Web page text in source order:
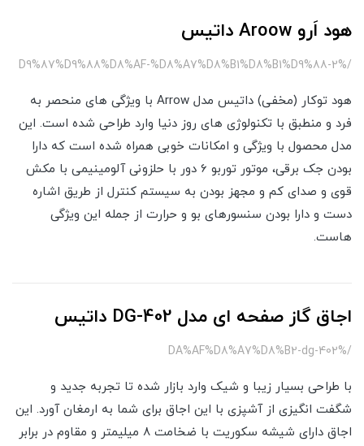
هود اَرو Aroow داتیس
/%D9%87%D9%88%D8%AF-%D8%A7%D8%B1%D8%B1%D9%88-2
هود توکار (مخفی) داتیس مدل Arrow با ویژگی های منحصر به
فرد و منطبق با تکنولوژی های روز دنیا وارد طراحی شده است. این
مدل محصول با ویژگی و امکانات خوبی همراه شده است که دارا
بودن جک برقی، موتور توربو 6 دور با حلزونی آلومینیمی با مکش
قوی و صدای کم و مجهز بودن به سیستم کنترل از طریق اشاره
دست و دارا بودن سنسورهای بو و حرارت از جمله این ویژگی
هاست.
اجاق گاز صفحه ای مدل DG-402 داتیس
/%DA%AF%D8%A7%D8%B2-dg-402
با طراحی بسیار زیبا و شیک وارد بازار شده تا تجربه جدید و
شگفت انگیزی از آشپزی با این اجاق برای شما به ارمغان آورد. این
اجاق دارای شیشه سکوریت با ضخامت ۸ میلیمتر و مقاوم در برابر